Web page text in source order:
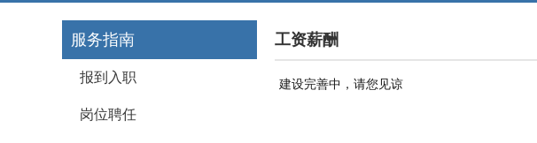
服务指南
报到入职
岗位聘任
工资薪酬
建设完善中，请您见谅